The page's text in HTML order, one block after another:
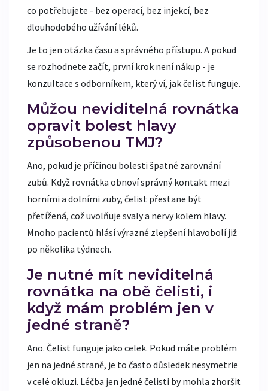
co potřebujete - bez operací, bez injekcí, bez
dlouhodobého užívání léků.
Je to jen otázka času a správného přístupu. A pokud
se rozhodnete začít, první krok není nákup - je
konzultace s odborníkem, který ví, jak čelist funguje.
Můžou neviditelná rovnátka
opravit bolest hlavy
způsobenou TMJ?
Ano, pokud je příčinou bolesti špatné zarovnání
zubů. Když rovnátka obnoví správný kontakt mezi
horními a dolními zuby, čelist přestane být
přetížená, což uvolňuje svaly a nervy kolem hlavy.
Mnoho pacientů hlásí výrazné zlepšení hlavobolí již
po několika týdnech.
Je nutné mít neviditelná
rovnátka na obě čelisti, i
když mám problém jen v
jedné straně?
Ano. Čelist funguje jako celek. Pokud máte problém
jen na jedné straně, je to často důsledek nesymetrie
v celé okluzi. Léčba jen jedné čelisti by mohla zhoršit